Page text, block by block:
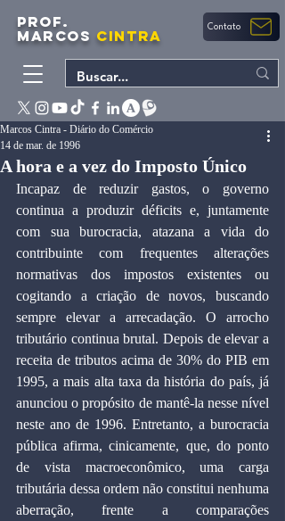
PROF.
MARCOS CINTRA Contato
A hora e a vez do Imposto Único
Marcos Cintra - Diário do Comércio
14 de mar. de 1996
Incapaz de reduzir gastos, o governo
continua a produzir déficits e, juntamente
com sua burocracia, atazana a vida do
contribuinte com frequentes alterações
normativas dos impostos existentes ou
cogitando a criação de novos, buscando
sempre elevar a arrecadação. O arrocho
tributário continua brutal. Depois de elevar a
receita de tributos acima de 30% do PIB em
1995, a mais alta taxa da história do país, já
anunciou o propósito de mantê-la nesse nível
neste ano de 1996. Entretanto, a burocracia
pública afirma, cinicamente, que, do ponto
de vista macroeconômico, uma carga
tributária dessa ordem não constitui nenhuma
aberração, frente a comparações